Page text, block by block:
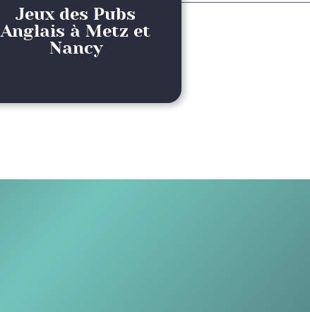
Jeux des Pubs
Anglais à Metz et
Nancy